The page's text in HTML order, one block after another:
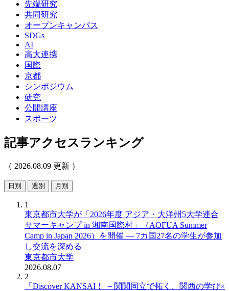
先端研究
共同研究
オープンキャンパス
SDGs
AI
高大連携
国際
京都
シンポジウム
研究
公開講座
スポーツ
記事アクセスランキング
（ 2026.08.09 更新 ）
日別 週別 月別
1
東京都市大学が「2026年度 アジア・大洋州5大学連合
サマーキャンプ in 湘南国際村」（AOFUA Summer
Camp in Japan 2026）を開催 ― 7カ国27名の学生が参加
し交流を深める
東京都市大学
2026.08.07
2
「Discover KANSAI！ －関関同立で拓く、関西の学び×